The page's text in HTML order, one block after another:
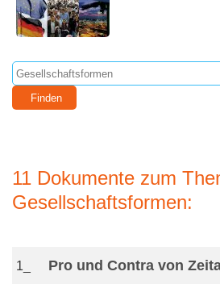
11 Dokumente zum
Gesellschaftsformen:
1_ Pro und Contra von